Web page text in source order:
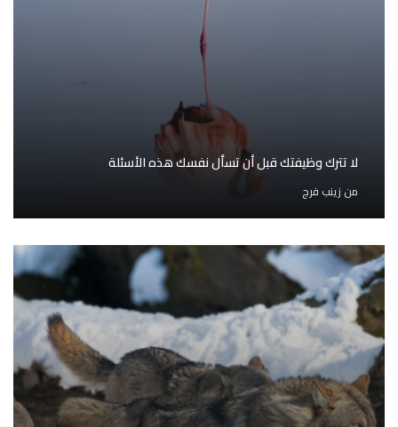
لا تترك وظيفتك قبل أن تسأل نفسك هذه الأسئلة
من زينب فرج